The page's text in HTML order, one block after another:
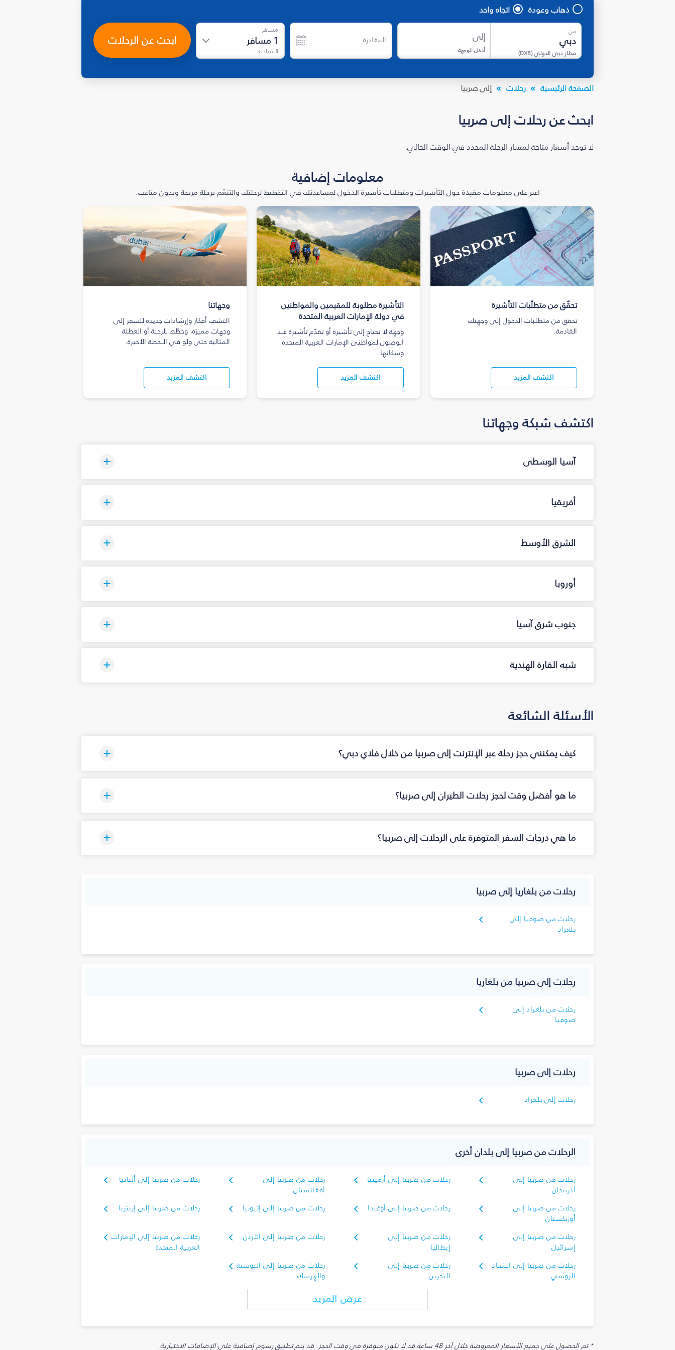
ذهاب وعودة اتجاه واحد
من
مطار دبي الدولي(
DXB
)
إلى
أدخل الوجهة
المغادرة
مسافر
1 مسافر
السياحية
ابحث عن الرحلات
الصفحة الرئيسية رحلات إلى صربيا
ابحث عن رحلات إلى صربيا
لا توجد أسعار متاحة لمسار الرحلة المحدد في الوقت الحالي.
معلومات إضافية
اعثر على معلومات مفيدة حول التأشيرات ومتطلبات تأشيرة الدخول لمساعدتك في التخطيط لرحلتك والتنعّم برحلة مريحة وبدون متاعب.
تحقّق من متطلّبات التأشيرة
تحقق من متطلبات الدخول إلى وجهتك
القادمة.
اكتشف المزيد
التأشيرة مطلوبة للمقيمين والمواطنين
في دولة الإمارات العربية المتحدة
وجهة لا تحتاج إلى تأشيرة أو تقدّم تأشيرة عند
الوصول لمواطني الإمارات العربية المتحدة
وسكانها.
اكتشف المزيد
وجهاتنا
اكتشف أفكار وإرشادات جديدة للسفر إلى
وجهات مميزة، وخطّط للرحلة أو العطلة
المثالية حتى ولو في اللحظة الأخيرة.
اكتشف المزيد
اكتشف شبكة وجهاتنا
آسيا الوسطى
أفريقيا
الشرق الأوسط
أوروبا
جنوب شرق آسيا
شبه القارة الهندية
الأسئلة الشائعة
كيف يمكنني حجز رحلة عبر الإنترنت إلى صربيا من خلال فلاي دبي؟
ما هو أفضل وقت لحجز رحلات الطيران إلى صربيا؟
ما هي درجات السفر المتوفرة على الرحلات إلى صربيا؟
رحلات من بلغاريا إلى صربيا
رحلات من صوفيا إلى
بلغراد
رحلات إلى صربيا من بلغاريا
رحلات من بلغراد إلى
صوفيا
رحلات إلى صربيا
رحلات إلى بلغراد
الرحلات من صربيا إلى بلدان أخرى
رحلات من صربيا إلى
أذربيجان
رحلات من صربيا إلى أرمينيا
رحلات من صربيا إلى
أفغانستان
رحلات من صربيا إلى ألبانيا
رحلات من صربيا إلى
أوزبكستان
رحلات من صربيا إلى أوغندا رحلات من صربيا إلى إثيوبيا رحلات من صربيا إلى إريتريا
رحلات من صربيا إلى
إسرائيل
رحلات من صربيا إلى
إيطاليا
رحلات من صربيا إلى الأردن
رحلات من صربيا إلى الإمارات
العربية المتحدة
رحلات من صربيا إلى الاتحاد
الروسي
رحلات من صربيا إلى
البحرين
رحلات من صربيا إلى البوسنة
والهرسك
عرض المزيد
* تم الحصول على جميع الأسعار المعروضة خلال آخر 48 ساعة قد لا تكون متوفرة في وقت الحجز. قد يتم تطبيق رسوم إضافية على الإضافات الاختيارية.